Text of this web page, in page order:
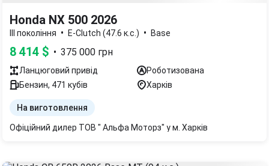
Honda NX 500 2026
III покоління • E-Clutch (47.6 к.с.) • Base
8 414 $ • 375 000 грн
Ланцюговий привід
Роботизована
Бензин, 471 кубів Харків
На виготовлення
Офіційний дилер ТОВ " Альфа Моторз" у м. Харків